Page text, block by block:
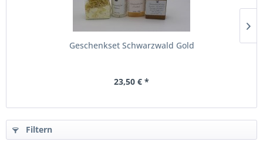
Geschenkset Schwarzwald Gold
23,50 € *
Filtern